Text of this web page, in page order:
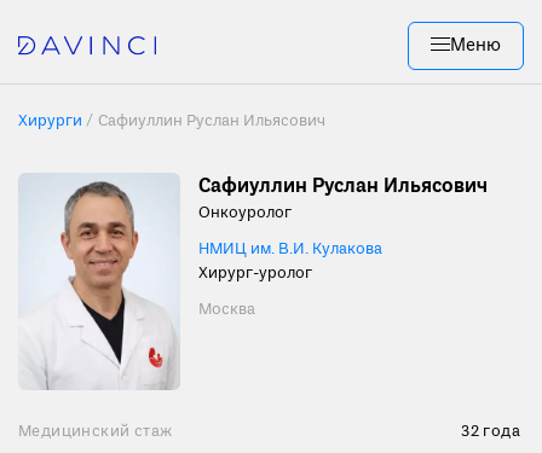
Меню
Хирурги / Сафиуллин Руслан Ильясович
Сафиуллин Руслан Ильясович
Онкоуролог
НМИЦ им. В.И. Кулакова
Хирург-уролог
Москва
Медицинский стаж 32 года